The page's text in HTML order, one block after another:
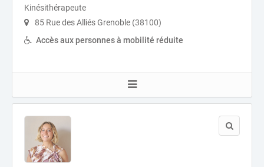
Kinésithérapeute
85 Rue des Alliés Grenoble (38100)
Accès aux personnes à mobilité réduite